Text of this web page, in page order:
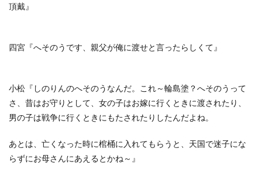
頂戴』
四宮『へそのうです、親父が俺に渡せと言ったらしくて』
小松『しのりんのへそのうなんだ。これ～輪島塗？へそのうって
さ、昔はお守りとして、女の子はお嫁に行くときに渡されたり、
男の子は戦争に行くときにもたされたりしたんだよね。
あとは、亡くなった時に棺桶に入れてもらうと、天国で迷子にな
らずにお母さんにあえるとかね～』